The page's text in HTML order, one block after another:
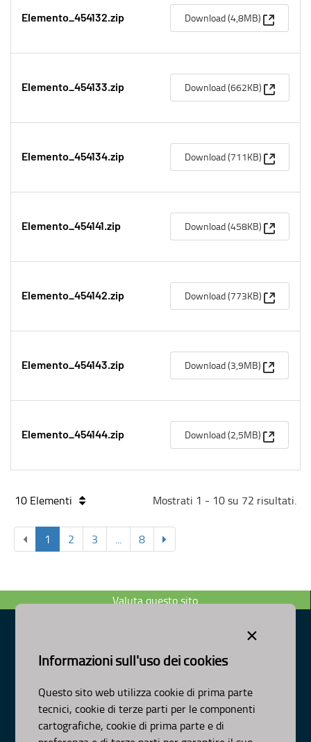
×
Informazioni sull'uso dei cookies
Questo sito web utilizza cookie di prima parte
tecnici, cookie di terze parti per le componenti
cartografiche, cookie di prima parte e di
Elemento_454132.zip Download (4,8MB) (Apre
Elemento_454133.zip Download (662KB) (Apre
Elemento_454134.zip Download (711KB) (Apre
Elemento_454141.zip Download (458KB) (Apre
Elemento_454142.zip Download (773KB) (Apre
Elemento_454143.zip Download (3,9MB) (Apre
Elemento_454144.zip Download (2,5MB) (Apre
10 Elementi Mostrati 1 - 10 su 72 risultati.
1 2 3 ... 8
Valuta questo sito
Dipartimento Ambiente, Paesaggio e Qualità Urbana
scrivici:email-pec
© Regione Puglia